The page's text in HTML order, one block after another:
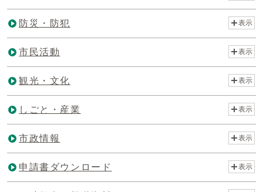
防災・防犯 表示
市民活動 表示
観光・文化 表示
しごと・産業 表示
市政情報 表示
申請書ダウンロード 表示